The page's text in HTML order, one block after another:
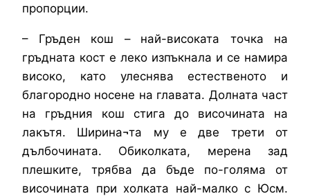
пропорции.
– Гръден кош – най-високата точка на
гръдната кост е леко изпъкнала и се намира
високо, като улеснява естественото и
благородно носене на главата. Долната част
на гръдния кош стига до височината на
лакътя. Ширина¬та му е две трети от
дълбочината. Обиколката, мерена зад
плешките, трябва да бъде по-голяма от
височината при холката най-малко с Юсм.